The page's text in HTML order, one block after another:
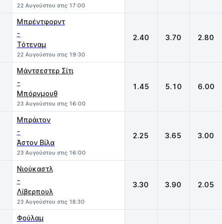
22 Αυγούστου στις 17:00
Μπρέντφορντ
-
Τότεναμ
22 Αυγούστου στις 19:30
2.40 3.70 2.80
Μάντσεστερ Σίτι
-
Μπόρνμουθ
23 Αυγούστου στις 16:00
1.45 5.10 6.00
Μπράιτον
-
Άστον Βίλα
23 Αυγούστου στις 16:00
2.25 3.65 3.00
Νιούκαστλ
-
Λίβερπουλ
23 Αυγούστου στις 18:30
3.30 3.90 2.05
Φούλαμ